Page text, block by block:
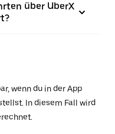
über UberX
wenn du in der App
In diesem Fall wird